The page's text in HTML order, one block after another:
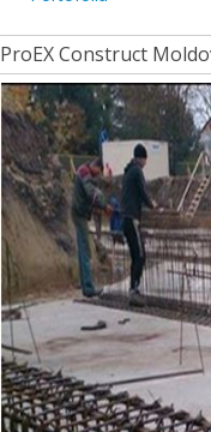
ProEX Construct